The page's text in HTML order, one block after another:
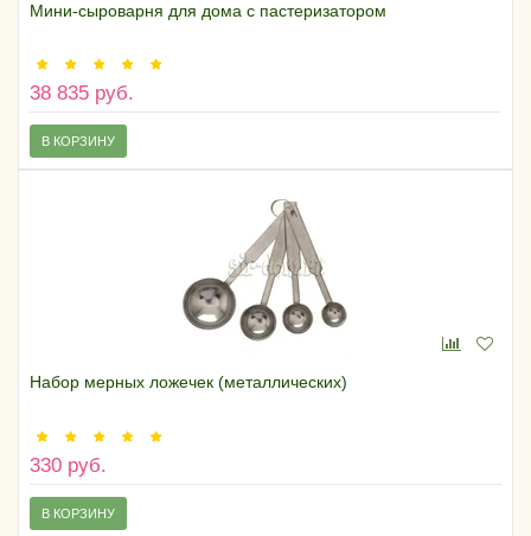
Мини-сыроварня для дома с пастеризатором
38 835 руб.
В КОРЗИНУ
Набор мерных ложечек (металлических)
330 руб.
В КОРЗИНУ